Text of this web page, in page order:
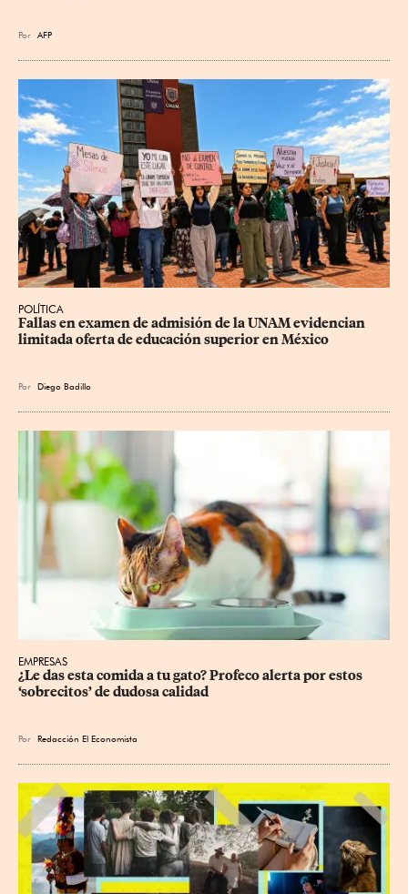
Por AFP
POLÍTICA
Fallas en examen de admisión de la UNAM evidencian
limitada oferta de educación superior en México
Por Diego Badillo
EMPRESAS
¿Le das esta comida a tu gato? Profeco alerta por estos
‘sobrecitos’ de dudosa calidad
Por Redacción El Economista